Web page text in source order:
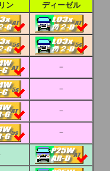
ン ディーゼル
－
－
－
－